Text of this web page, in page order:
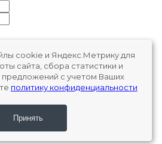
принимаете условияполитики
данных
cookie и Яндекс.Метрику для
сайта, сбора статистики и
предложений с учетом Ваших
политику конфиденциальности
Принять